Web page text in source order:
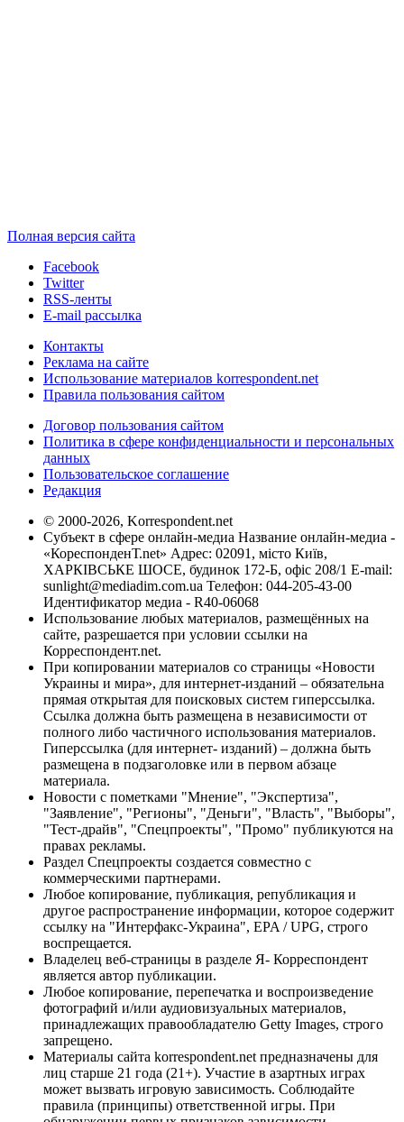
Полная версия сайта
Facebook
Twitter
RSS-ленты
E-mail рассылка
Контакты
Реклама на сайте
Использование материалов korrespondent.net
Правила пользования сайтом
Договор пользования сайтом
Политика в сфере конфиденциальности и персональных
данных
Пользовательское соглашение
Редакция
© 2000-2026, Korrespondent.net
Субъект в сфере онлайн-медиа Название онлайн-медиа -
«КореспонденТ.net» Адрес: 02091, місто Київ,
ХАРКІВСЬКЕ ШОСЕ, будинок 172-Б, офіс 208/1 E-mail:
sunlight@mediadim.com.ua Телефон: 044-205-43-00
Идентификатор медиа - R40-06068
Использование любых материалов, размещённых на
сайте, разрешается при условии ссылки на
Корреспондент.net.
При копировании материалов со страницы «Новости
Украины и мира», для интернет-изданий – обязательна
прямая открытая для поисковых систем гиперссылка.
Ссылка должна быть размещена в независимости от
полного либо частичного использования материалов.
Гиперссылка (для интернет- изданий) – должна быть
размещена в подзаголовке или в первом абзаце
материала.
Новости с пометками "Мнение", "Экспертиза",
"Заявление", "Регионы", "Деньги", "Власть", "Выборы",
"Тест-драйв", "Спецпроекты", "Промо" публикуются на
правах рекламы.
Раздел Спецпроекты создается совместно с
коммерческими партнерами.
Любое копирование, публикация, републикация и
другое распространение информации, которое содержит
ссылку на "Интерфакс-Украина", EPA / UPG, строго
воспрещается.
Владелец веб-страницы в разделе Я- Корреспондент
является автор публикации.
Любое копирование, перепечатка и воспроизведение
фотографий и/или аудиовизуальных материалов,
принадлежащих правообладателю Getty Images, строго
запрещено.
Материалы сайта korrespondent.net предназначены для
лиц старше 21 года (21+). Участие в азартных играх
может вызвать игровую зависимость. Соблюдайте
правила (принципы) ответственной игры. При